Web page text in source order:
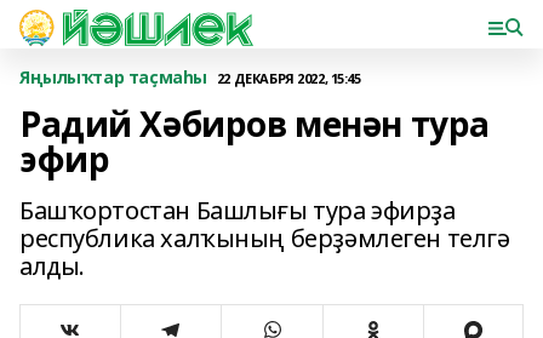
Яңылыҡтар таҫмаһы 22 ДЕКАБРЯ 2022, 15:45
Радий Хәбиров менән тура
эфир
Башҡортостан Башлығы тура эфирҙа
республика халҡының берҙәмлеген телгә
алды.